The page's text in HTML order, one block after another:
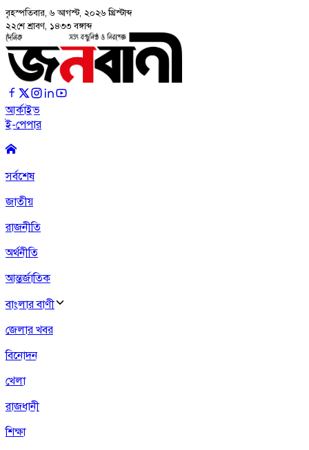
বৃহস্পতিবার, ৬ আগস্ট, ২০২৬ খ্রিস্টাব্দ
২২শে শ্রাবণ, ১৪৩৩ বঙ্গাব্দ
আর্কাইভ
ই-পেপার
সর্বশেষ
জাতীয়
রাজনীতি
অর্থনীতি
আন্তর্জাতিক
বাংলার বাণী
জেলার খবর
বিনোদন
খেলা
রাজধানী
শিক্ষা